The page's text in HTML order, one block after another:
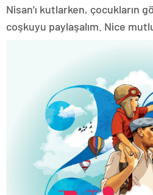
Nisan’ı kutlarken, çocukların
coşkuyu paylaşalım. Nice